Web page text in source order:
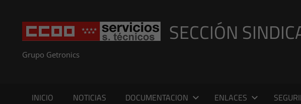
contenido
SECCIÓN
Grupo Getronics
INICIO NOTICIAS DOCUMENTACION ENLACES